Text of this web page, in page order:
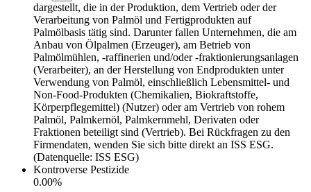
dargestellt, die in der Produktion, dem Vertrieb oder der
Verarbeitung von Palmöl und Fertigprodukten auf
Palmölbasis tätig sind. Darunter fallen Unternehmen, die am
Anbau von Ölpalmen (Erzeuger), am Betrieb von
Palmölmühlen, -raffinerien und/oder -fraktionierungsanlagen
(Verarbeiter), an der Herstellung von Endprodukten unter
Verwendung von Palmöl, einschließlich Lebensmittel- und
Non-Food-Produkten (Chemikalien, Biokraftstoffe,
Körperpflegemittel) (Nutzer) oder am Vertrieb von rohem
Palmöl, Palmkernöl, Palmkernmehl, Derivaten oder
Fraktionen beteiligt sind (Vertrieb). Bei Rückfragen zu den
Firmendaten, wenden Sie sich bitte direkt an ISS ESG.
(Datenquelle: ISS ESG)
Kontroverse Pestizide
0.00%